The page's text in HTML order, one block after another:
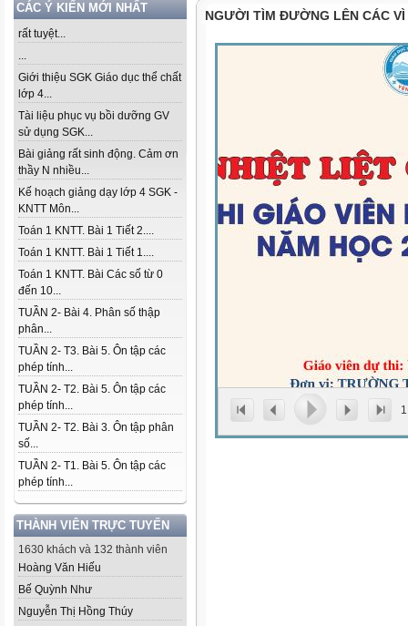
CÁC Ý KIẾN MỚI NHẤT
rất tuyệt...
...
Giới thiệu SGK Giáo dục thể chất
lớp 4...
Tài liệu phục vụ bồi dưỡng GV
sử dụng SGK...
Bài giảng rất sinh động. Cảm ơn
thầy N nhiều...
Kế hoạch giảng dạy lớp 4 SGK -
KNTT Môn...
Toán 1 KNTT. Bài 1 Tiết 2....
Toán 1 KNTT. Bài 1 Tiết 1....
Toán 1 KNTT. Bài Các số từ 0
đến 10...
TUẦN 2- Bài 4. Phân số thập
phân...
TUẦN 2- T3. Bài 5. Ôn tập các
phép tính...
TUẦN 2- T2. Bài 5. Ôn tập các
phép tính...
TUẦN 2- T2. Bài 3. Ôn tập phân
số...
TUẦN 2- T1. Bài 5. Ôn tập các
phép tính...
THÀNH VIÊN TRỰC TUYẾN
1630 khách và 132 thành viên
Hoàng Văn Hiếu
Bế Quỳnh Như
Nguyễn Thị Hồng Thúy
NGƯỜI TÌM ĐƯỜNG LÊN CÁC VÌ
1